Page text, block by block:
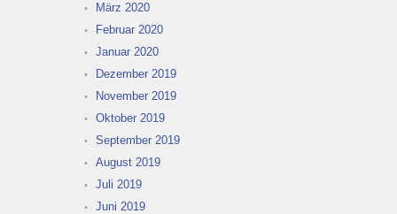
März 2020
Februar 2020
Januar 2020
Dezember 2019
November 2019
Oktober 2019
September 2019
August 2019
Juli 2019
Juni 2019